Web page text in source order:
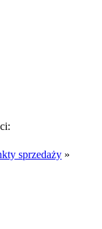
sprzedaży »